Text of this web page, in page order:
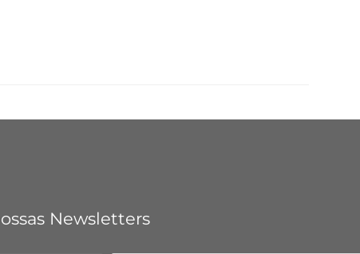
Newsletters